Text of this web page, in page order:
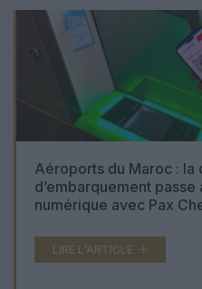
Aéroports du Maroc : la
d’embarquement passe
numérique avec Pax
LIRE L'ARTICLE